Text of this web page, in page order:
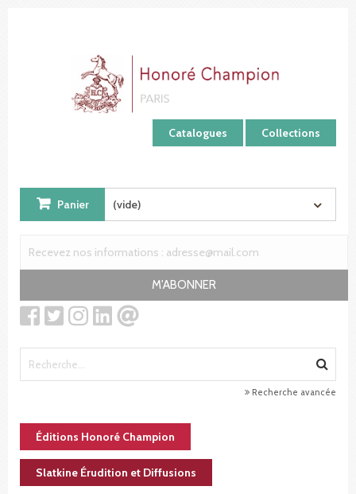
Catalogues Collections
Panier (vide)
M'ABONNER
Recherche avancée
Éditions Honoré Champion
Slatkine Érudition et Diffusions